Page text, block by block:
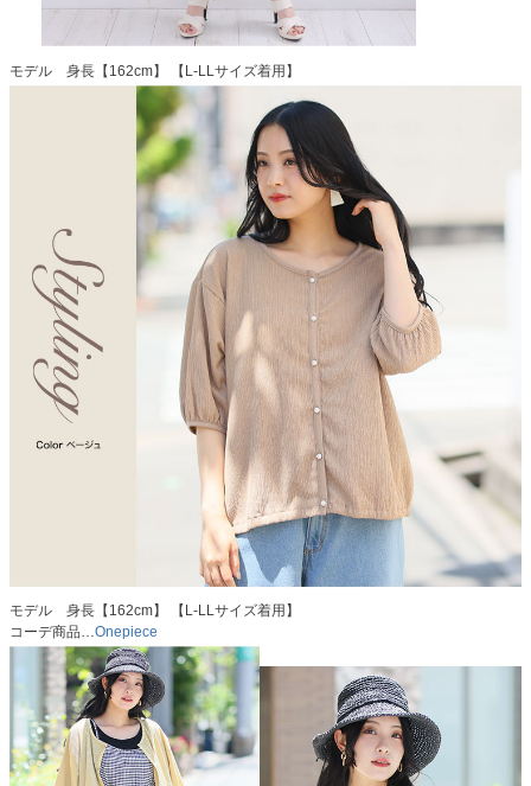
モデル 身長【162cm】 【L-LLサイズ着用】
モデル 身長【162cm】 【L-LLサイズ着用】
コーデ商品…Onepiece